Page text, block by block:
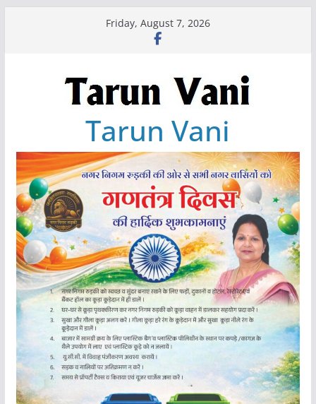
Friday, August 7, 2026
Tarun Vani